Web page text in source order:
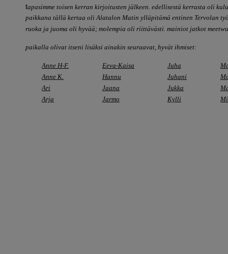
tapasimme toisen kerran kirjoitusten jälkeen. edellisestä kerrasta oli
paikkana tällä kertaa oli Alatalon Matin ylläpitämä entinen Tervolan
ruoka ja juoma oli hyvää; molempia oli riittävästi. mainiot jatkot
paikalla olivat itseni lisäksi ainakin seuraavat, hyvät ihmiset:
Anne H-F. Eeva-Kaisa Juha
Anne K.
Hannu Juhani
Ari
Jaana Jukka
Arja
Jarmo Kylli